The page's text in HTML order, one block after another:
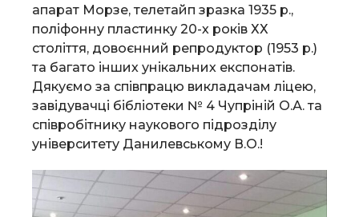
апарат Морзе, телетайп зразка 1935 р.,
поліфонну пластинку 20-х років ХХ
століття, довоєнний репродуктор (1953 р.)
та багато інших унікальних експонатів.
Дякуємо за співпрацю викладачам ліцею,
завідувачці бібліотеки № 4 Чупріній О.А. та
співробітнику наукового підрозділу
університету Данилевському В.О.!